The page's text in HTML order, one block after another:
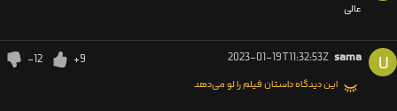
عالی
U
sama
2023-01-19T11:32:53Z
+9
-12
این دیدگاه داستان فیلم را لو می‌دهد